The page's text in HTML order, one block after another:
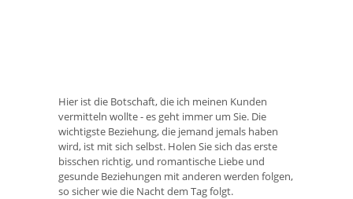
Hier ist die Botschaft, die ich meinen Kunden
vermitteln wollte - es geht immer um Sie. Die
wichtigste Beziehung, die jemand jemals haben
wird, ist mit sich selbst. Holen Sie sich das erste
bisschen richtig, und romantische Liebe und
gesunde Beziehungen mit anderen werden folgen,
so sicher wie die Nacht dem Tag folgt.